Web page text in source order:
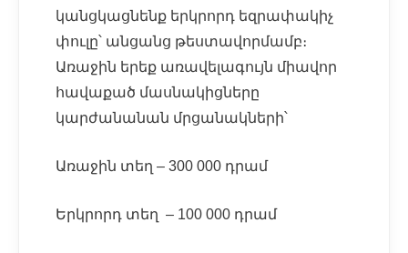
կանցկացնենք երկրորդ եզրափակիչ
փուլը՝ անցանց թեստավորմամբ։
Առաջին երեք առավելագույն միավոր
հավաքած մասնակիցները
կարժանանան մրցանակների՝
Առաջին տեղ – 300 000 դրամ
Երկրորդ տեղ – 100 000 դրամ